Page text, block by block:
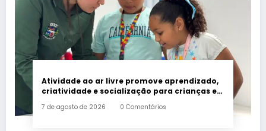
Atividade ao ar livre promove aprendizado,
criatividade e socialização para crianças e
7 de agosto de 2026 0 Comentários